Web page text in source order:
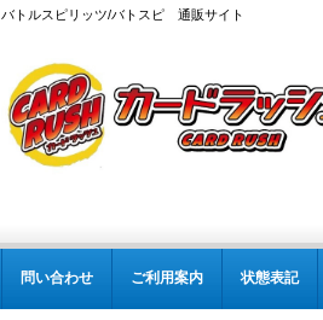
バトルスピリッツ/バトスピ 通販サイト
問い合わせ ご利用案内 状態表記